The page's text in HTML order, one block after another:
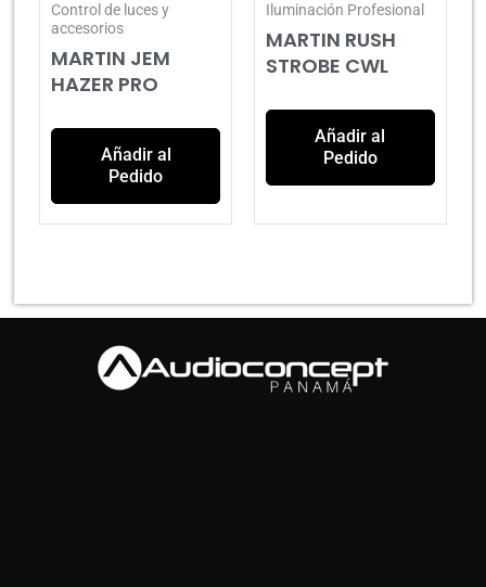
Control de luces y
accesorios
MARTIN JEM
HAZER PRO
Añadir al
Pedido
Iluminación Profesional
MARTIN RUSH
STROBE CWL
Añadir al
Pedido